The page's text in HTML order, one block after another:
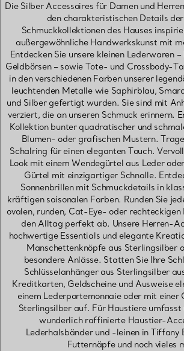
Die Silber Accessoires für Damen und
den charakteristischen Details
Schmuckkollektionen des Hauses
außergewöhnliche Handwerkskunst mit
Entdecken Sie unsere kleinen Lederwaren
Geldbörsen – sowie Tote- und Crossbody-
in den verschiedenen Farben unserer
leuchtenden Metalle wie Saphirblau,
und Silber gefertigt wurden. Sie sind mit
verziert, die an unseren Schmuck erinnern.
Kollektion bunter quadratischer und
Blumen- oder grafischen Mustern.
Schalring für einen eleganten Touch.
Look mit einem Wendegürtel aus Leder
Gürtel mit einzigartiger Schnalle.
Sonnenbrillen mit Schmuckdetails in
kräftigen saisonalen Farben. Runden Sie
ovalen, runden, Cat-Eye- oder
den Alltag perfekt ab. Unsere Herren-
hochwertige Essentials und elegante
Manschettenknöpfe aus Sterlingsilber
besondere Anlässe. Statten Sie Ihre
Schlüsselanhänger aus Sterlingsilber
Kreditkarten, Geldscheine und Ausweise
einem Lederportemonnaie oder mit einer
Sterlingsilber auf. Für Haustiere umfasst
wunderlich raffinierte Haustier-
Lederhalsbänder und -leinen in Tiffany
Futternäpfe und noch vieles